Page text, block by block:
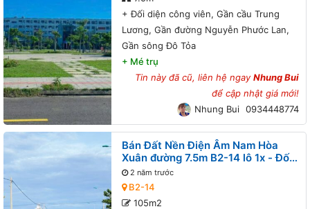
+Đối diện công viên, Gần cầu Trung
Lương, Gần đường Nguyễn Phước Lan,
Gần sông Đô Tỏa
+ Mé trụ
Tin này đã cũ, liên hệ ngayNhung Bui
để cập nhật giá mới!
Nhung Bui 0934448774
Bán Đất Nền Điện Âm Nam Hòa
Xuân đường 7.5m B2-14 lô 1x - Đối
diện công viên, Gần cầu Trung
Lương, Gần đường Nguyễn Phước
Lan, Gần sông Đô Tỏa
2 năm trước
B2-14
105m2